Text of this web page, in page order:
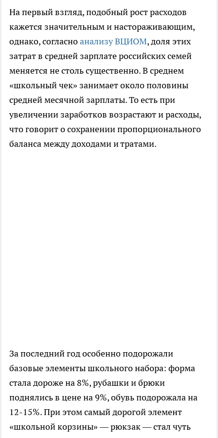
На первый взгляд, подобный рост расходов
кажется значительным и настораживающим,
однако, согласноанализу ВЦИОМ, доля этих
затрат в средней зарплате российских семей
меняется не столь существенно. В среднем
«школьный чек» занимает около половины
средней месячной зарплаты. То есть при
увеличении заработков возрастают и расходы,
что говорит о сохранении пропорционального
баланса между доходами и тратами.
За последний год особенно подорожали
базовые элементы школьного набора: форма
стала дороже на 8%, рубашки и брюки
поднялись в цене на 9%, обувь подорожала на
12-15%. При этом самый дорогой элемент
«школьной корзины» — рюкзак — стал чуть